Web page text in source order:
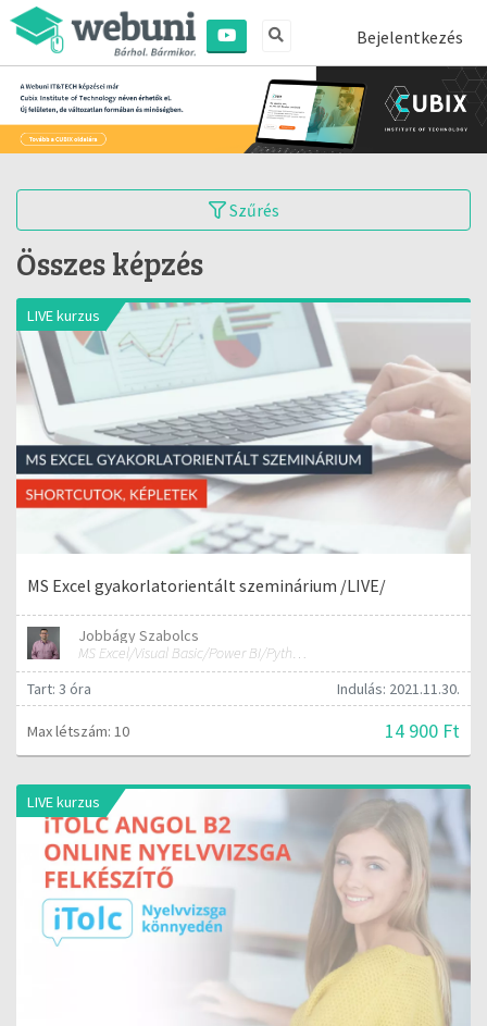
Bejelentkezés
Szűrés
Összes képzés
LIVE kurzus
MS Excel gyakorlatorientált szeminárium /LIVE/
Jobbágy Szabolcs
MS Excel/Visual Basic/Power BI/Python adatelemzési szakértő
Tart: 3 óra
Indulás: 2021.11.30.
Max létszám: 10 14 900 Ft
LIVE kurzus